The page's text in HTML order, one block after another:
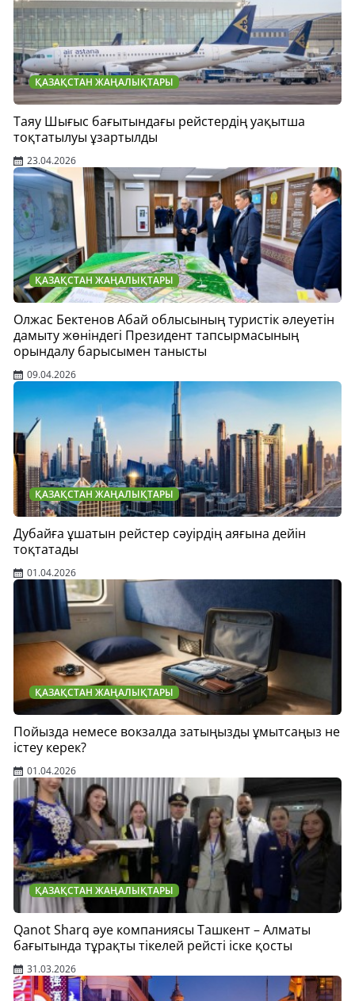
ҚАЗАҚСТАН ЖАҢАЛЫҚТАРЫ
Таяу Шығыс бағытындағы рейстердің уақытша
тоқтатылуы ұзартылды
23.04.2026
ҚАЗАҚСТАН ЖАҢАЛЫҚТАРЫ
Олжас Бектенов Абай облысының туристік әлеуетін
дамыту жөніндегі Президент тапсырмасының
орындалу барысымен танысты
09.04.2026
ҚАЗАҚСТАН ЖАҢАЛЫҚТАРЫ
Дубайға ұшатын рейстер сәуірдің аяғына дейін
тоқтатады
01.04.2026
ҚАЗАҚСТАН ЖАҢАЛЫҚТАРЫ
Пойызда немесе вокзалда затыңызды ұмытсаңыз не
істеу керек?
01.04.2026
ҚАЗАҚСТАН ЖАҢАЛЫҚТАРЫ
Qanot Sharq әуе компаниясы Ташкент – Алматы
бағытында тұрақты тікелей рейсті іске қосты
31.03.2026